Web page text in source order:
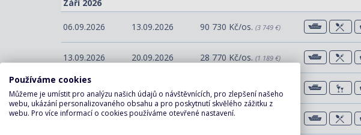
Září 2026
06.09.2026 13.09.2026 90 730 Kč/os. (3 749 €)
13.09.2026 20.09.2026 28 770 Kč/os. (1 189 €)
13.09.2026 20.09.2026 32 500 Kč/os. (1 343 €)
20.09.2026 27.09.2026 24 420 Kč/os.
Používáme cookies
Můžeme je umístit pro analýzu našich údajů o návštěvnících, pro zlepšení našeho
webu, ukázání personalizovaného obsahu a pro poskytnutí skvělého zážitku z
webu. Pro více informací o cookies používáme otevřené nastavení.